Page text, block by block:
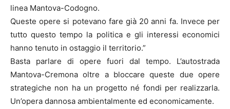
linea Mantova-Codogno.
Queste opere si potevano fare già 20 anni fa. Invece per
tutto questo tempo la politica e gli interessi economici
hanno tenuto in ostaggio il territorio.”
Basta parlare di opere fuori dal tempo. L’autostrada
Mantova-Cremona oltre a bloccare queste due opere
strategiche non ha un progetto né fondi per realizzarla.
Un’opera dannosa ambientalmente ed economicamente.